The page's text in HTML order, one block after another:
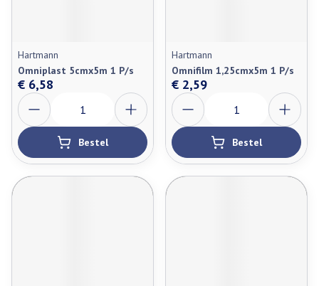
Hartmann
Omniplast 5cmx5m 1 P/s
€ 6,58
Aantal
Bestel
Hartmann
Omnifilm 1,25cmx5m 1 P/s
€ 2,59
Aantal
Bestel